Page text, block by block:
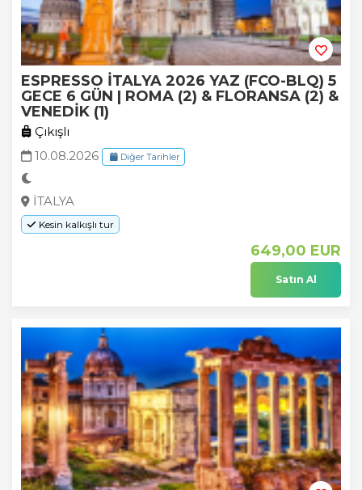
ESPRESSO İTALYA 2026 YAZ (FCO-BLQ) 5
GECE 6 GÜN | ROMA (2) & FLORANSA (2) &
VENEDİK (1)
Çıkışlı
10.08.2026
Diğer Tarihler
İTALYA
Kesin kalkışlı tur
649,00 EUR
Satın Al